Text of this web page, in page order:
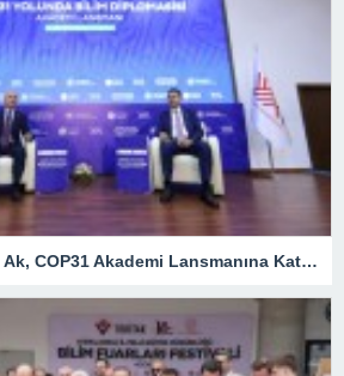
KLÜ Rektörü Rengin Ak, COP31 Akademi Lansmanına Katıldı